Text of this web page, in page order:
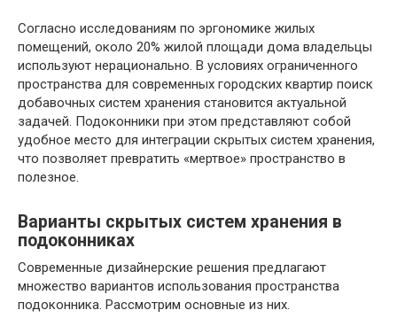
Согласно исследованиям по эргономике жилых
помещений, около 20% жилой площади дома владельцы
используют нерационально. В условиях ограниченного
пространства для современных городских квартир поиск
добавочных систем хранения становится актуальной
задачей. Подоконники при этом представляют собой
удобное место для интеграции скрытых систем хранения,
что позволяет превратить «мертвое» пространство в
полезное.
Варианты скрытых систем хранения в
подоконниках
Современные дизайнерские решения предлагают
множество вариантов использования пространства
подоконника. Рассмотрим основные из них.